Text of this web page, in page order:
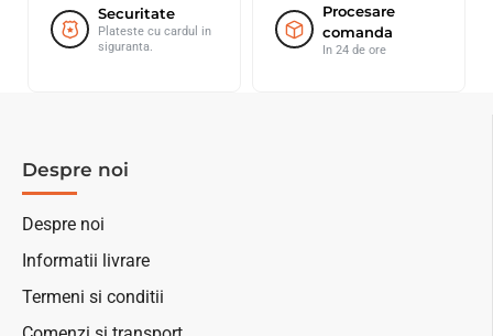
Securitate
Plateste cu cardul in
siguranta.
Procesare
comanda
In 24 de ore
Despre noi
Despre noi
Informatii livrare
Termeni si conditii